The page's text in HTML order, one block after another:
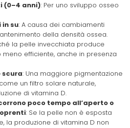
(0–4 anni): Per uno sviluppo osseo
in su: A causa dei cambiamenti
della densità ossea.
la pelle invecchiata produce
efficiente, anche in presenza
scura: Una maggiore pigmentazione
un filtro solare naturale,
di vitamina D.
poco tempo all’aperto o
: Se la pelle non è esposta
la produzione di vitamina D non